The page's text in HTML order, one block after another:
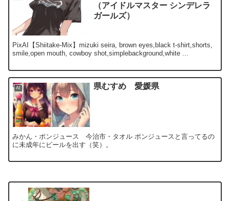
（アイドルマスター シンデレラ
ガールズ）
PixAI【Shiitake-Mix】mizuki seira, brown eyes,black t-shirt,shorts,
smile,open mouth, cowboy shot,simplebackground,white ...
AI 県むすめ 愛媛県
みかん・ポンジュース 今治市・タオル ポンジュースと言ってるの
に未成年にビールを出す（笑）。